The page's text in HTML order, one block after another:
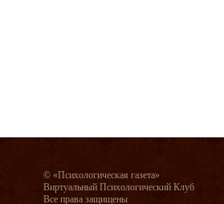
© «Психологическая газета»
Виртуальный Психологический Клуб
Все права защищены